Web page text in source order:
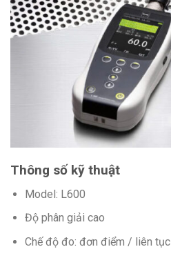
Thông số kỹ thuật
Model: L600
Độ phân giải cao
Chế độ đo: đơn điểm / liên tục